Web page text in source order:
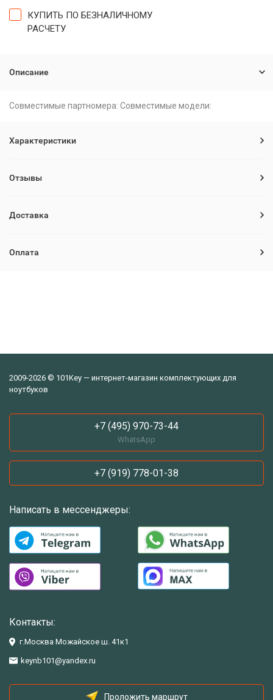
КУПИТЬ ПО БЕЗНАЛИЧНОМУ
РАСЧЕТУ
Описание
Совместимые партномера: Совместимые модели:
Характеристики
Отзывы
Доставка
Оплата
2009-2026 © 101Key — интернет-магазин комплектующих для
ноутбуков
+7 (495) 970-73-44
WhatsApp
+7 (919) 778-01-38
Написать в мессенджеры:
Контакты:
г.Москва Можайское ш. 41к1
keynb101@yandex.ru
Проложить маршрут